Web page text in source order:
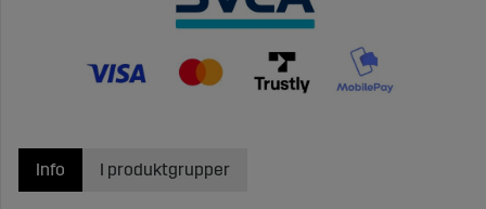
Info I produktgrupper